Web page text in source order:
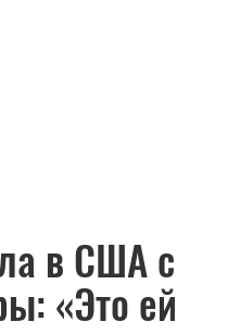
в США с
«Это ей